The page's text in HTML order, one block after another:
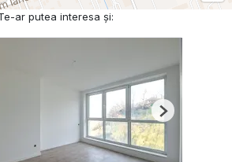
ar putea interesa și:
Next